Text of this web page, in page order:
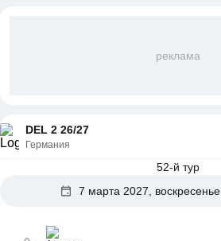
реклама
DEL 2 26/27
Германия
52-й тур
7 марта 2027, воскресенье